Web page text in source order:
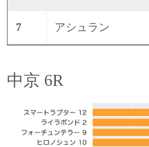
7 アシュラン
中京 6R